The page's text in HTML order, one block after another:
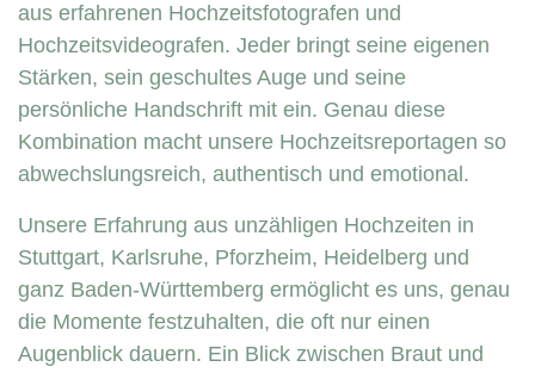
aus erfahrenen Hochzeitsfotografen und
Hochzeitsvideografen. Jeder bringt seine eigenen
Stärken, sein geschultes Auge und seine
persönliche Handschrift mit ein. Genau diese
Kombination macht unsere Hochzeitsreportagen so
abwechslungsreich, authentisch und emotional.
Unsere Erfahrung aus unzähligen Hochzeiten in
Stuttgart, Karlsruhe, Pforzheim, Heidelberg und
ganz Baden-Württemberg ermöglicht es uns, genau
die Momente festzuhalten, die oft nur einen
Augenblick dauern. Ein Blick zwischen Braut und